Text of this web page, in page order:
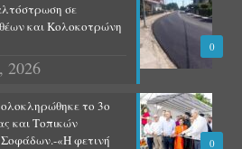
0
σε
και Κολοκοτρώνη
2026
0
ολοκληρώθηκε το 3ο
και Τοπικών
«Η φετινή